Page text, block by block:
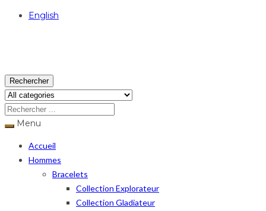
English
Rechercher
Menu
Accueil
Hommes
Bracelets
Collection Explorateur
Collection Gladiateur